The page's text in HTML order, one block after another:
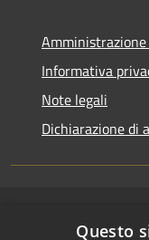
Informativa
Note legali
Dichiarazione di
Questo